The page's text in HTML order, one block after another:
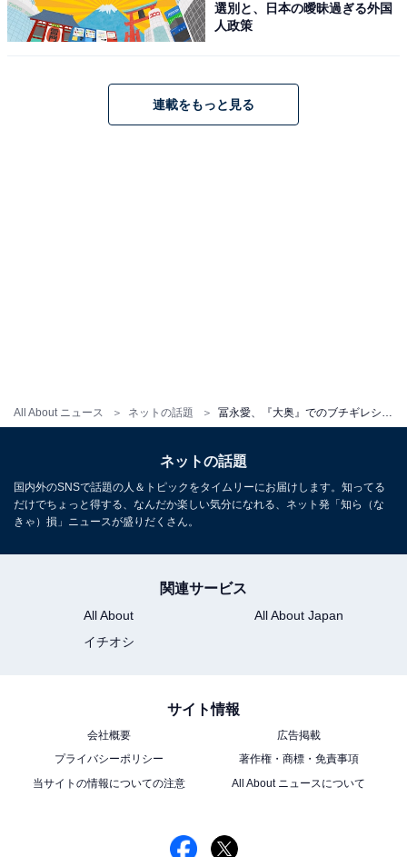
All About ニュース ネットの話題 冨永愛、『大奥』でのブチギレショットに反響！ 「最高にかっこよかったです」「スカッとしました」
選別と、日本の曖昧過ぎる外国
人政策
連載をもっと見る
ネットの話題
国内外のSNSで話題の人＆トピックをタイムリーにお届けします。知ってる
だけでちょっと得する、なんだか楽しい気分になれる、ネット発「知ら（な
きゃ）損」ニュースが盛りだくさん。
関連サービス
All About
All About Japan
イチオシ
サイト情報
会社概要
広告掲載
プライバシーポリシー
著作権・商標・免責事項
当サイトの情報についての注意
All About ニュースについて